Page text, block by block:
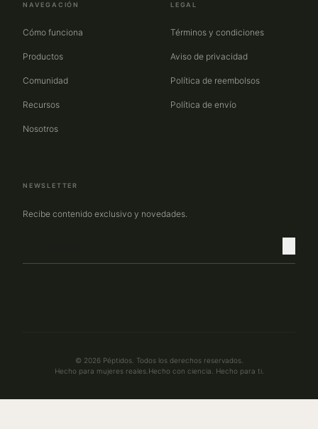
NAVEGACIÓN
Cómo funciona
Productos
Comunidad
Recursos
Nosotros
LEGAL
Términos y condiciones
Aviso de privacidad
Política de reembolsos
Política de envío
NEWSLETTER
Recibe contenido exclusivo y novedades.
© 2026 Péptidos. Todos los derechos reservados.
Hecho para mujeres reales. Hecho con ciencia. Hecho para ti.